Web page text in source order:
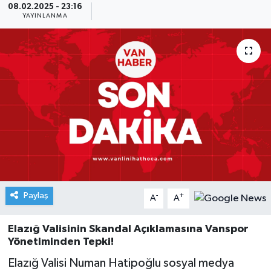
08.02.2025 - 23:16
YAYINLANMA
Paylaş A- A+
Elazığ Valisinin Skandal Açıklamasına Vanspor
Yönetiminden Tepki!
Elazığ Valisi Numan Hatipoğlu sosyal medya